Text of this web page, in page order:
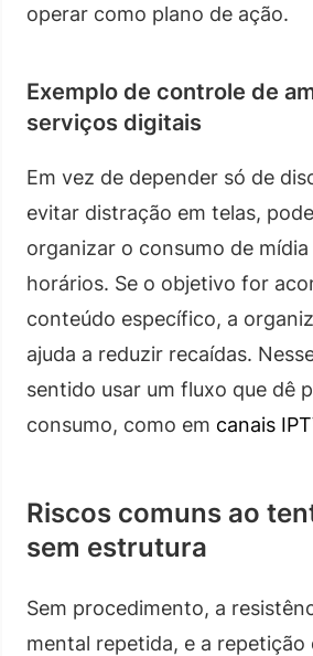
operar como plano de ação.
Exemplo de controle de
serviços digitais
Em vez de depender só de
evitar distração em telas,
organizar o consumo de
horários. Se o objetivo for
conteúdo específico, a
ajuda a reduzir recaídas.
sentido usar um fluxo que dê
consumo, como em canais
Riscos comuns ao
sem estrutura
Sem procedimento, a
mental repetida, e a repetição